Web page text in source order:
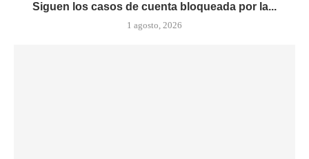
Siguen los casos de cuenta bloqueada por la...
1 agosto, 2026